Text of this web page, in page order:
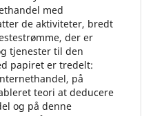
med
de aktiviteter, bredt
der er
tjenester til den
papiret er tredelt:
på
teori at deducere
og på denne